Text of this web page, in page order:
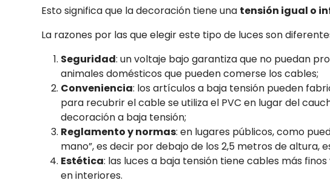
Esto significa que la decoración tiene una tensión igual o
La razones por las que elegir este tipo de luces son
Seguridad: un voltaje bajo garantiza que no puedan
animales domésticos que pueden comerse los cables;
Conveniencia: los artículos a baja tensión pueden
para recubrir el cable se utiliza el PVC en lugar del
decoración a baja tensión;
Reglamento y normas: en lugares públicos, como
mano”, es decir por debajo de los 2,5 metros de altura,
Estética: las luces a baja tensión tiene cables más
en interiores.